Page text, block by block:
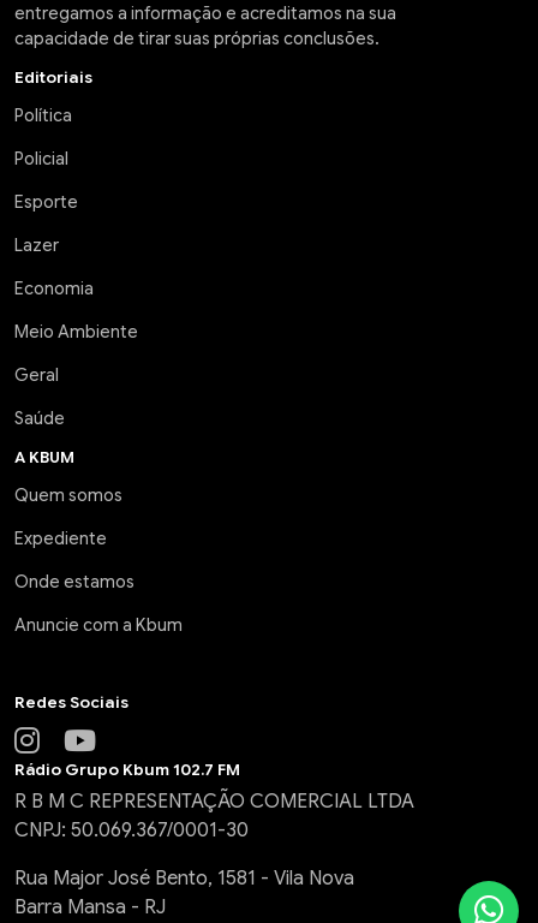
entregamos a informação e acreditamos na sua
capacidade de tirar suas próprias conclusões.
Editoriais
Política
Policial
Esporte
Lazer
Economia
Meio Ambiente
Geral
Saúde
A KBUM
Quem somos
Expediente
Onde estamos
Anuncie com a Kbum
Redes Sociais
Rádio Grupo Kbum 102.7 FM
R B M C REPRESENTAÇÃO COMERCIAL LTDA
CNPJ: 50.069.367/0001-30
Rua Major José Bento, 1581 - Vila Nova
Barra Mansa - RJ